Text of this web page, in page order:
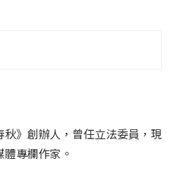
秋》創辦人，曾任立法委員，現
體專欄作家。